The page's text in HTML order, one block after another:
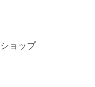
ョップ